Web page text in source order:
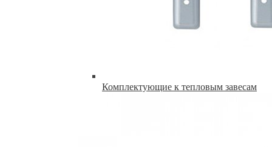
Комплектующие к тепловым завесам